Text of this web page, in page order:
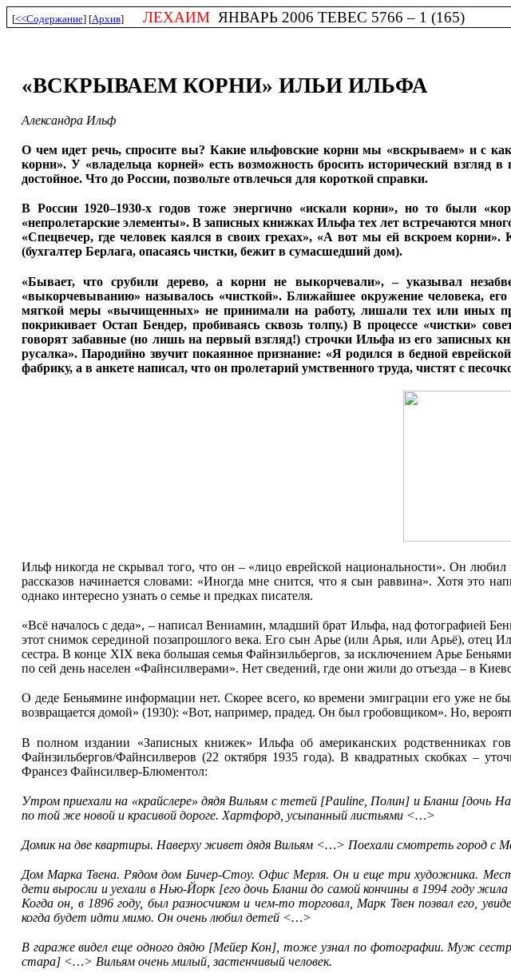
[<<Содержание] [Архив] ЛЕХАИМЯНВАРЬ 2006 ТЕВЕС 5766 – 1 (165)
«ВСКРЫВАЕМ КОРНИ» ИЛЬИ ИЛЬФА
Александра Ильф
О чем идет речь, спросите вы? Какие ильфовские корни мы «вскрываем» и с
корни». У «владельца корней» есть возможность бросить исторический
достойное. Что до России, позвольте отвлечься для короткой справки.
В России 1920–1930-х годов тоже энергично «искали корни», но то были
«непролетарские элементы». В записных книжках Ильфа тех лет встречаются
«Спецвечер, где человек каялся в своих грехах», «А вот мы ей вскроем
(бухгалтер Берлага, опасаясь чистки, бежит в сумасшедший дом).
«Бывает, что срубили дерево, а корни не выкорчевали», – указывал
«выкорчевыванию» называлось «чисткой». Ближайшее окружение человека,
мягкой меры «вычищенных» не принимали на работу, лишали тех или иных
покрикивает Остап Бендер, пробиваясь сквозь толпу.) В процессе «чистки»
говорят забавные (но лишь на первый взгляд!) строчки Ильфа из его
русалка». Пародийно звучит покаянное признание: «Я родился в бедной
фабрику, а в анкете написал, что он пролетарий умственного труда, чистят с
Ильф никогда не скрывал того, что он – «лицо еврейской национальности». Он
рассказов начинается словами: «Иногда мне снится, что я сын раввина». Хотя это
однако интересно узнать о семье и предках писателя.
«Всё началось с деда», – написал Вениамин, младший брат Ильфа, над фотографией
этот снимок серединой позапрошлого века. Его сын Арье (или Арья, или Арьё), отец
сестра. В конце XIX века большая семья Файнзильбергов, за исключением Арье
по сей день населен «Файнсилверами». Нет сведений, где они жили до отъезда – в
О деде Беньямине информации нет. Скорее всего, ко времени эмиграции его уже не
возвращается домой» (1930): «Вот, например, прадед. Он был гробовщиком». Но,
В полном издании «Записных книжек» Ильфа об американских родственниках
Файнзильбергов/Файнсилверов (22 октября 1935 года). В квадратных скобках –
Франсез Файнсилвер-Блюментол:
Утром приехали на «крайслере» дядя Вильям с тетей [Pauline, Полин] и Бланш [дочь
по той же новой и красивой дороге. Хартфорд, усыпанный листьями <…>
Домик на две квартиры. Наверху живет дядя Вильям <…> Поехали смотреть город с
Дом Марка Твена. Рядом дом Бичер-Стоу. Офис Мерля. Он и еще три художника.
дети выросли и уехали в Нью-Йорк [его дочь Бланш до самой кончины в 1994 году
Когда он, в 1896 году, был разносчиком и чем-то торговал, Марк Твен позвал его,
когда будет идти мимо. Он очень любил детей <…>
В гараже видел еще одного дядю [Мейер Кон], тоже узнал по фотографии. Муж
стара] <…> Вильям очень милый, застенчивый человек.